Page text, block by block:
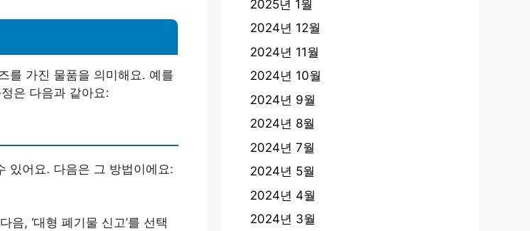
를 가진 물품을 의미해요. 예를
은 다음과 같아요:
있어요. 다음은 그 방법이에요:
음, ‘대형 폐기물 신고’를 선택
2025년 1월
2024년 12월
2024년 11월
2024년 10월
2024년 9월
2024년 8월
2024년 7월
2024년 5월
2024년 4월
2024년 3월